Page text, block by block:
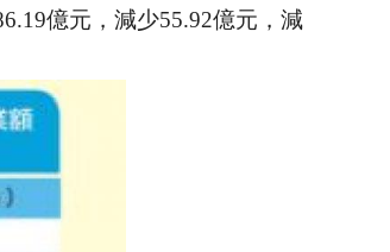
億元，減少55.92億元，減